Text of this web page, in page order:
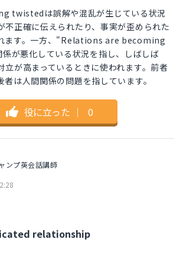
twistedは誤解や混乱が生じている状況
不正確に伝えられたり、事実が歪められた
ます。一方、"Relations are becoming
が悪化している状況を指し、しばしば
立が高まっているときに使われます。前者
者は人間関係の問題を指しています。
役に立った ｜ 0
ンプ英会話講師
relationship